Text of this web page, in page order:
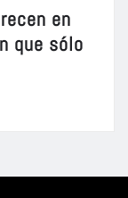
en
que sólo